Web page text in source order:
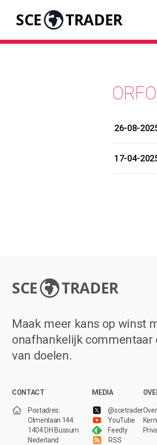
SCE TRADER
26-08-
17-04-
SCE TRADER
Maak meer kans op winst
onafhankelijk commentaar
van doelen.
CONTACT
Postadres:
Olmenlaan 144
1404 DH Bussum
Nederland
MEDIA
@scetrader
YouTube
Feedly
RSS